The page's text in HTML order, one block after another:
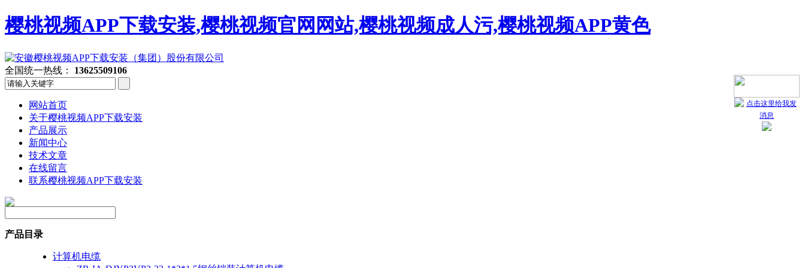
樱桃视频APP下载安装,樱桃视频官网网站,樱桃视频成人污,樱桃视频APP黄色
全国统一热线： 13625509106
网站首页
关于樱桃视频APP下载安装
产品展示
新闻中心
技术文章
在线留言
联系樱桃视频APP下载安装
产品目录
计算机电缆